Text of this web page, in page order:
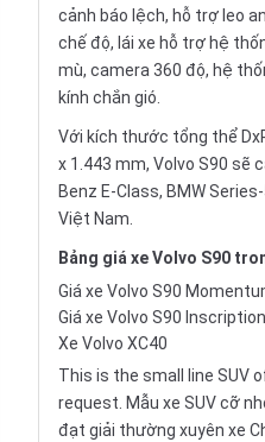
cảnh báo lệch, hỗ trợ leo
chế độ, lái xe hỗ trợ hệ
mù, camera 360 độ, hệ
kính chắn gió.
Với kích thước tổng thể
x 1.443 mm, Volvo S90 sẽ
Benz E-Class, BMW
Việt Nam.
Bảng giá xe Volvo S90
Giá xe Volvo S90
Giá xe Volvo S90
Xe Volvo XC40
This is the small line SUV
request. Mẫu xe SUV cỡ
đạt giải thường xuyên xe